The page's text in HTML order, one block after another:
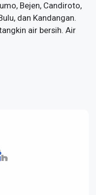
Bejen, Candiroto,
dan Kandangan.
air bersih. Air